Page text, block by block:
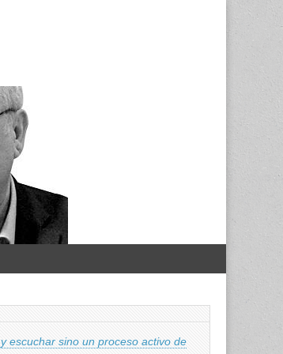
escuchar sino un proceso activo de